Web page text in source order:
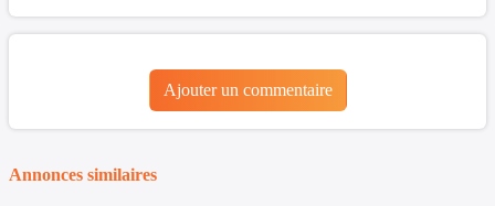
Ajouter un commentaire
Annonces similaires